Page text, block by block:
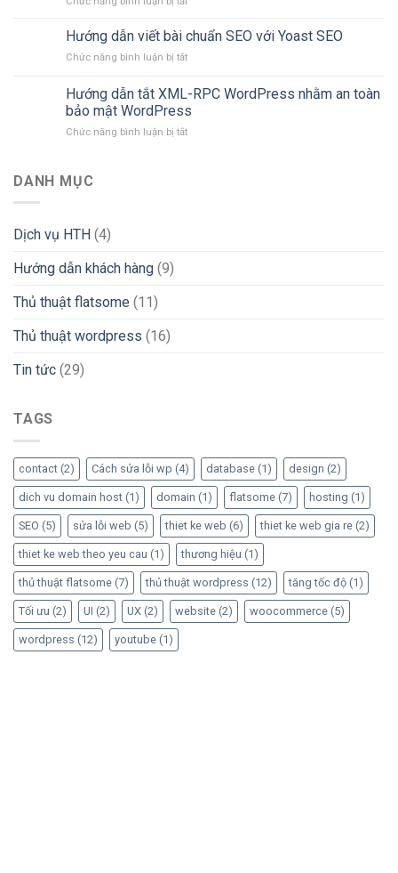
jquery
flatsome
chat
bị
tạm
đơn
giản,
quả
Dẫn
Đặt
Sử
Dụng
Analytics
Hướng dẫn viết bài chuẩn SEO với Yoast SEO
Chức năng bình luận bị tắtở
dẫn
viết
bài
chuẩn
Hướng dẫn tắt XML-RPC WordPress nhằm an toàn
bảo mật WordPress
Chức năng bình luận bị tắtở
DANH MỤC
Dịch vụ HTH (4)
Hướng dẫn khách hàng (9)
Thủ thuật flatsome (11)
Thủ thuật wordpress (16)
Tin tức (29)
TAGS
contact (2) Cách sửa lỗi wp (4) database (1) design (2)
dich vu domain host (1) domain (1) flatsome (7) hosting (1)
SEO (5) sửa lỗi web (5) thiet ke web (6) thiet ke web gia re (2)
thiet ke web theo yeu cau (1) thương hiệu (1)
thủ thuật flatsome (7) thủ thuật wordpress (12) tăng tốc độ (1)
Tối ưu (2) UI (2) UX (2) website (2) woocommerce (5)
wordpress (12) youtube (1)